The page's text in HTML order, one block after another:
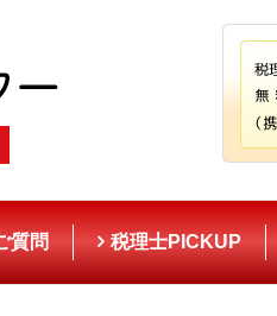
質問 税理士PICKUP